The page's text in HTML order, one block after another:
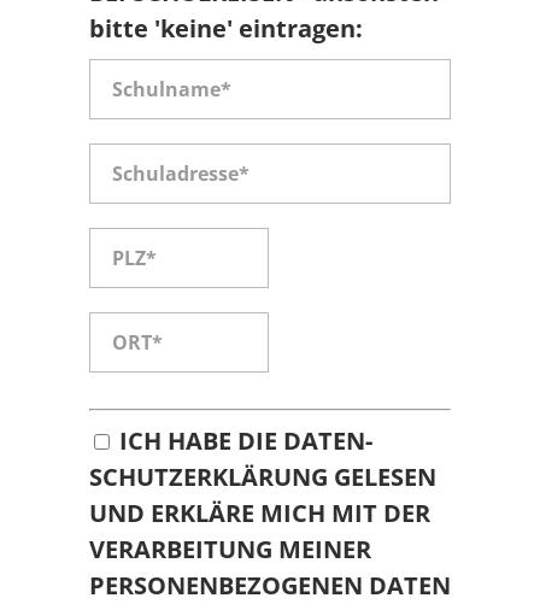
bitte 'keine' eintragen:
ICH HABE DIE DATEN­
SCHUTZ­ER­KLÄ­RUNG GELESEN
UND ERKLÄRE MICH MIT DER
VERARBEITUNG MEINER
PERSONENBEZOGENEN DATEN